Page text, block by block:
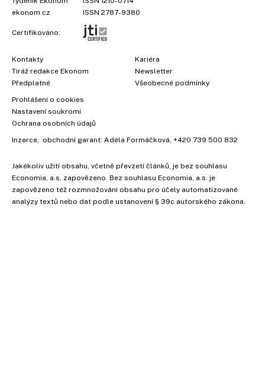
ekonom.cz
ISSN 2787-9380
Certifikováno:
Kontakty
Tiráž redakce Ekonom
Předplatné
Kariéra
Newsletter
Všeobecné podmínky
Prohlášení o cookies
Nastavení soukromí
Ochrana osobních údajů
Inzerce, obchodní garant: Adéla Formáčková, +420 739 500 832
Jakékoliv užití obsahu, včetně převzetí článků, je bez souhlasu
Economia, a.s. zapovězeno. Bez souhlasu Economia, a.s. je
zapovězeno též rozmnožování obsahu pro účely automatizované
analýzy textů nebo dat podle ustanovení § 39c autorského zákona.